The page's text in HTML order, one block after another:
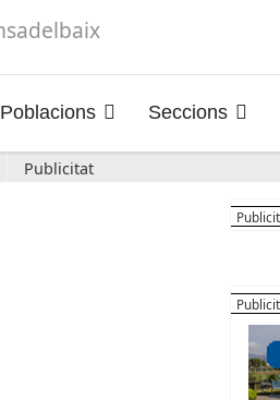
Poblacions Seccions
Publicitat